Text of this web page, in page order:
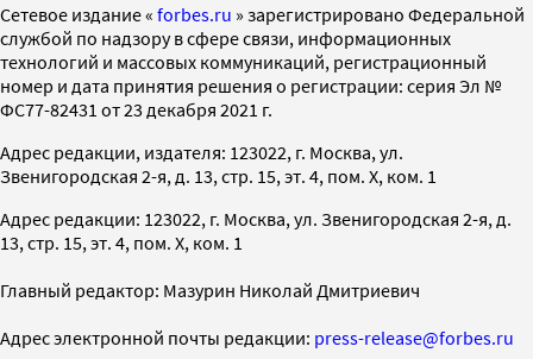
Cетевое издание « forbes.ru » зарегистрировано Федеральной
службой по надзору в сфере связи, информационных
технологий и массовых коммуникаций, регистрационный
номер и дата принятия решения о регистрации: серия Эл №
ФС77-82431 от 23 декабря 2021 г.
Адрес редакции, издателя: 123022, г. Москва, ул.
Звенигородская 2-я, д. 13, стр. 15, эт. 4, пом. X, ком. 1
Адрес редакции: 123022, г. Москва, ул. Звенигородская 2-я, д.
13, стр. 15, эт. 4, пом. X, ком. 1
Главный редактор: Мазурин Николай Дмитриевич
Адрес электронной почты редакции: press-release@forbes.ru